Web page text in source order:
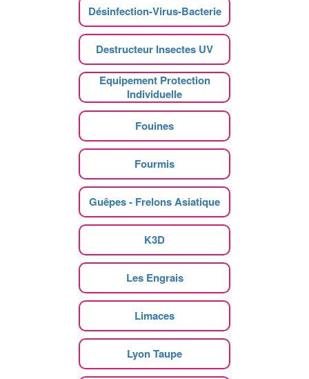
Désinfection-Virus-Bacterie
Destructeur Insectes UV
Equipement Protection
Individuelle
Fouines
Fourmis
Guêpes - Frelons Asiatique
K3D
Les Engrais
Limaces
Lyon Taupe